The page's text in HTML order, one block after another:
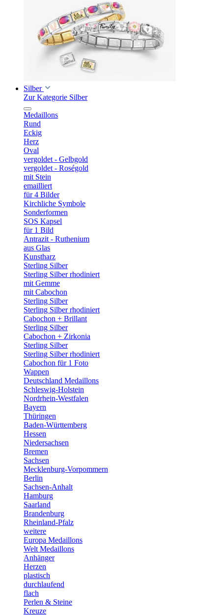
Silber
Zur Kategorie Silber
Medaillons
Rund
Eckig
Herz
Oval
vergoldet - Gelbgold
vergoldet - Roségold
mit Stein
emailliert
für 4 Bilder
Kirchliche Symbole
Sonderformen
SOS Kapsel
für 1 Bild
Antrazit - Ruthenium
aus Glas
Kunstharz
Sterling Silber
Sterling Silber rhodiniert
mit Gemme
mit Cabochon
Sterling Silber
Sterling Silber rhodiniert
Cabochon + Brillant
Sterling Silber
Cabochon + Zirkonia
Sterling Silber
Sterling Silber rhodiniert
Cabochon für 1 Foto
Wappen
Deutschland Medaillons
Schleswig-Holstein
Nordrhein-Westfalen
Bayern
Thüringen
Baden-Württemberg
Hessen
Niedersachsen
Bremen
Sachsen
Mecklenburg-Vorpommern
Berlin
Sachsen-Anhalt
Hamburg
Saarland
Brandenburg
Rheinland-Pfalz
weitere
Europa Medaillons
Welt Medaillons
Anhänger
Herzen
plastisch
durchlaufend
flach
Perlen & Steine
Kreuze